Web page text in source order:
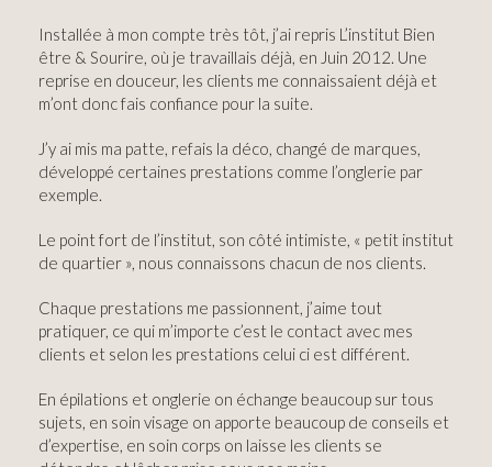
Installée à mon compte très tôt, j’ai repris L’institut Bien
être & Sourire, où je travaillais déjà, en Juin 2012. Une
reprise en douceur, les clients me connaissaient déjà et
m’ont donc fais confiance pour la suite.
J’y ai mis ma patte, refais la déco, changé de marques,
développé certaines prestations comme l’onglerie par
exemple.
Le point fort de l’institut, son côté intimiste, « petit institut
de quartier », nous connaissons chacun de nos clients.
Chaque prestations me passionnent, j’aime tout
pratiquer, ce qui m’importe c’est le contact avec mes
clients et selon les prestations celui ci est différent.
En épilations et onglerie on échange beaucoup sur tous
sujets, en soin visage on apporte beaucoup de conseils et
d’expertise, en soin corps on laisse les clients se